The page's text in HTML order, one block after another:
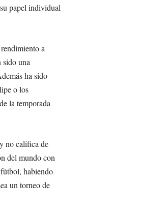
papel individual
a
sido una
ha sido
o los
la temporada
no califica de
del mundo con
habiendo
un torneo de